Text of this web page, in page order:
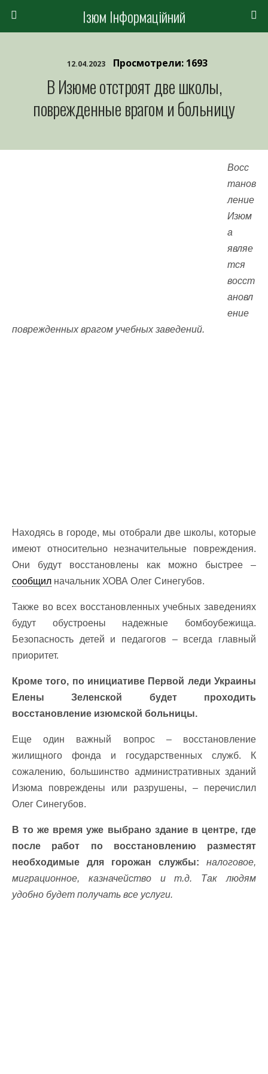
Ізюм Інформаційний
12.04.2023 Просмотрели: 1693
В Изюме отстроят две школы,
поврежденные врагом и больницу
Восс
танов
ление
Изюм
а
являе
тся
восст
ановл
ение
поврежденных врагом учебных заведений.
Находясь в городе, мы отобрали две школы, которые
имеют относительно незначительные повреждения.
Они будут восстановлены как можно быстрее –
сообщил начальник ХОВА Олег Синегубов.
Также во всех восстановленных учебных заведениях
будут обустроены надежные бомбоубежища.
Безопасность детей и педагогов – всегда главный
приоритет.
Кроме того, по инициативе Первой леди Украины
Елены Зеленской будет проходить
восстановление изюмской больницы.
Еще один важный вопрос – восстановление
жилищного фонда и государственных служб. К
сожалению, большинство административных зданий
Изюма повреждены или разрушены, – перечислил
Олег Синегубов.
В то же время уже выбрано здание в центре, где
после работ по восстановлению разместят
необходимые для горожан службы: налоговое,
миграционное, казначейство и т.д. Так людям
удобно будет получать все услуги.